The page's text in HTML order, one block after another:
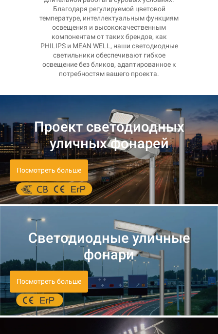
Благодаря регулируемой цветовой
температуре, интеллектуальным функциям
освещения и высококачественным
компонентам от таких брендов, как
PHILIPS и MEAN WELL, наши светодиодные
светильники обеспечивают гибкое
освещение без бликов, адаптированное к
потребностям вашего проекта.
Проект светодиодных
уличных фонарей
Посмотреть больше
Светодиодные уличные
фонари
Посмотреть больше